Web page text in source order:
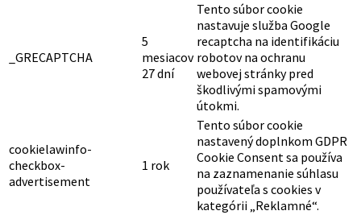
_GRECAPTCHA
5
mesiacov
27 dní
Tento súbor cookie
nastavuje služba Google
recaptcha na identifikáciu
robotov na ochranu
webovej stránky pred
škodlivými spamovými
útokmi.
cookielawinfo-
checkbox-
advertisement
1 rok
Tento súbor cookie
nastavený doplnkom GDPR
Cookie Consent sa používa
na zaznamenanie súhlasu
používateľa s cookies v
kategórii „Reklamné“.